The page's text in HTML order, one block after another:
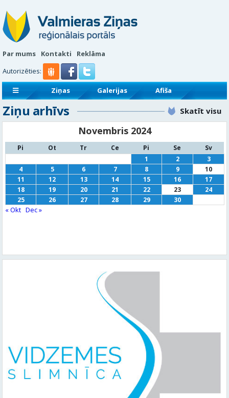
Par mums Kontakti
Reklāma
Autorizēties:
Ziņas Galerijas
Afiša
Sludinājumi
Reklāmraksti
Ziņu arhīvs Skatīt visu
Novembris 2024
Pi Ot Tr Ce Pi Se
Sv
1
2
3
4
5 6 7 8 9
10
11
12 13 14 15 16
17
18
19 20 21 22 23
24
25
26 27 28 29 30
« Okt Dec »